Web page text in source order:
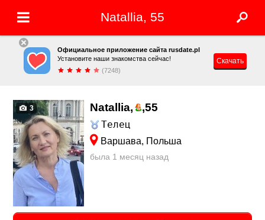
Natallia, 55
Официальное приложение сайта rusdate.pl
Установите наши знакомства сейчас!
(7248)
Скачать
3 Natallia, ,55
Телец
Варшава, Польша
была 1 месяц назад